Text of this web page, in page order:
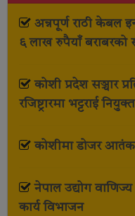
अन्नपूर्ण राठी केबल
६ लाख रुपैयाँ बराबरको
कोशी प्रदेश सञ्चार
रजिष्ट्रारमा भट्टराई नियुक्त
कोशीमा डोजर
नेपाल उद्योग
कार्य विभाजन